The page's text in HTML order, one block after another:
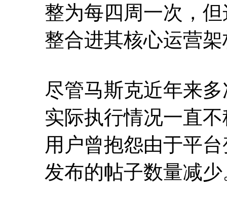
整为每四周一次，
整合进其核心运营
尽管马斯克近年来
实际执行情况一直
用户曾抱怨由于平
发布的帖子数量减少